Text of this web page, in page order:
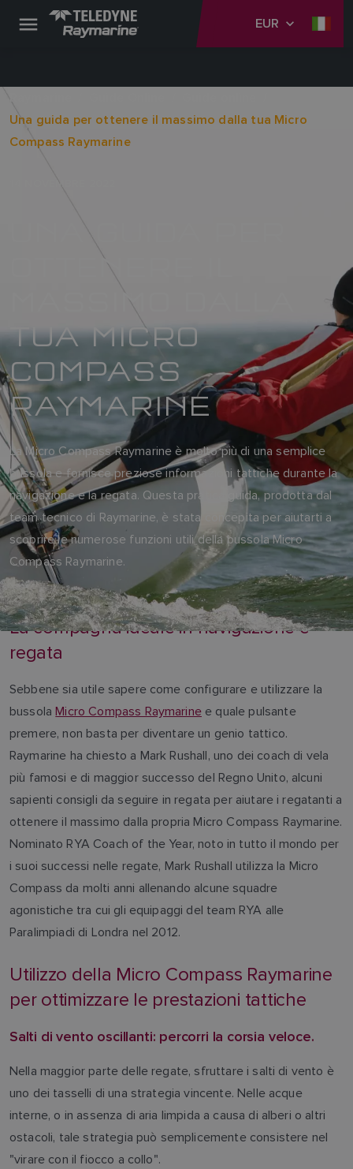
EUR
Una guida per ottenere il massimo dalla tua Micro
Compass Raymarine
UNA GUIDA PER
OTTENERE IL
MASSIMO DALLA
TUA MICRO
COMPASS
RAYMARINE
La Micro Compass Raymarine è molto più di una semplice
bussola e fornisce preziose informazioni tattiche durante la
navigazione e la regata. Questa pratica guida, prodotta dal
team tecnico di Raymarine, è stata concepita per aiutarti a
scoprire le numerose funzioni utili della bussola Micro
Compass Raymarine.
La compagna ideale in navigazione e
regata
Sebbene sia utile sapere come configurare e utilizzare la
bussolaMicro Compass Raymarinee quale pulsante
premere, non basta per diventare un genio tattico.
Raymarine ha chiesto a Mark Rushall, uno dei coach di vela
più famosi e di maggior successo del Regno Unito, alcuni
sapienti consigli da seguire in regata per aiutare i regatanti a
ottenere il massimo dalla propria Micro Compass Raymarine.
Nominato RYA Coach of the Year, noto in tutto il mondo per
i suoi successi nelle regate, Mark Rushall utilizza la Micro
Compass da molti anni allenando alcune squadre
agonistiche tra cui gli equipaggi del team RYA alle
Paralimpiadi di Londra nel 2012.
Utilizzo della Micro Compass Raymarine
per ottimizzare le prestazioni tattiche
Salti di vento oscillanti: percorri la corsia veloce.
Nella maggior parte delle regate, sfruttare i salti di vento è
uno dei tasselli di una strategia vincente. Nelle acque
interne, o in assenza di aria limpida a causa di alberi o altri
ostacoli, tale strategia può semplicemente consistere nel
"virare con il fiocco a collo".